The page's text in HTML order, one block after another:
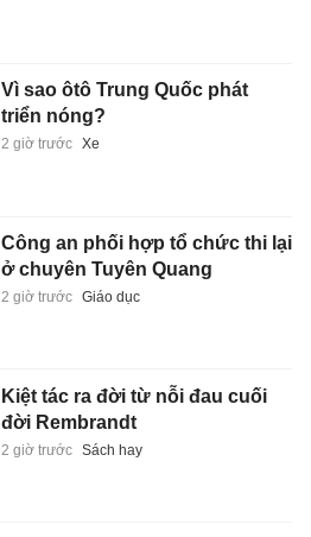
Vì sao ôtô Trung Quốc phát
triển nóng?
2 giờ trước Xe
Công an phối hợp tổ chức thi lại
ở chuyên Tuyên Quang
2 giờ trước Giáo dục
Kiệt tác ra đời từ nỗi đau cuối
đời Rembrandt
2 giờ trước Sách hay